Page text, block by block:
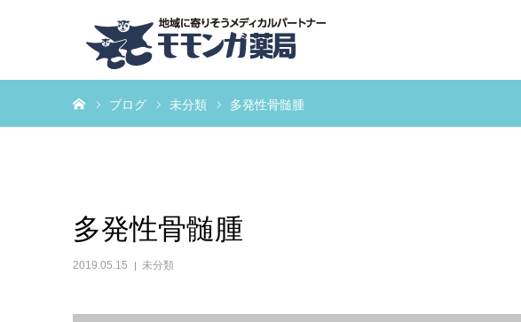
ブログ 未分類 多発性骨髄腫
多発性骨髄腫
2019.05.15 未分類